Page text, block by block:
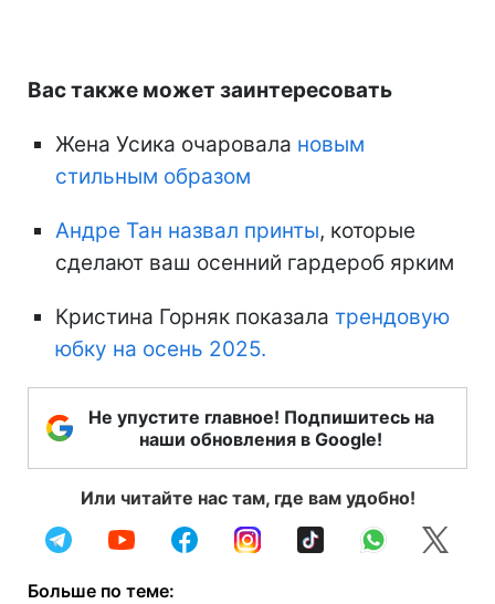
Вас также может заинтересовать
Жена Усика очаровала новым
стильным образом
Андре Тан назвал принты, которые
сделают ваш осенний гардероб ярким
Кристина Горняк показала трендовую
юбку на осень 2025.
Не упустите главное! Подпишитесь на
наши обновления в Google!
Или читайте нас там, где вам удобно!
Больше по теме: